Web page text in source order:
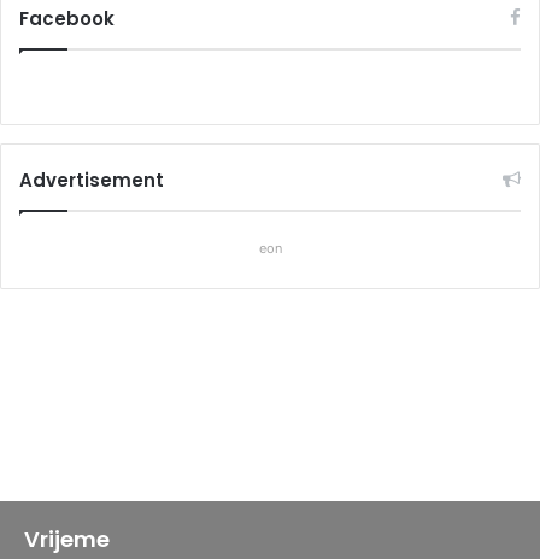
Facebook
Advertisement
eon
Vrijeme